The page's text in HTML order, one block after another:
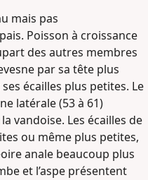
mais pas
Poisson à croissance
des autres membres
par sa tête plus
écailles plus petites. Le
latérale (53 à 61)
vandoise. Les écailles de
ou même plus petites,
anale beaucoup plus
et l’aspe présentent